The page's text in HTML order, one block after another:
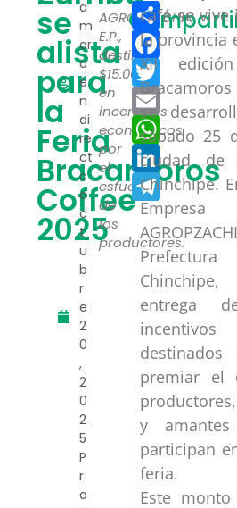
se
alista
para
la
Feria
Bracamoros
Coffee
2025
a
m
or
a
e
n
di
re
ct
o
o
c
t
u
b
r
e
2
0
,
2
0
2
5
P
r
o
AGROPZACHIN
E.P.,
destinó
$15.000
en
incentivos
económicos
por
el
esfuerzo
de
los
productores.
Compartir
Facebook
Twitter
Email
WhatsApp
LinkedIn
Telegram
café se vive
la provincia
XII
Bracamoros
se
sábado 25
ciudad de
Chinchipe.
entrega
premiar el
y
participan
feria.
Este